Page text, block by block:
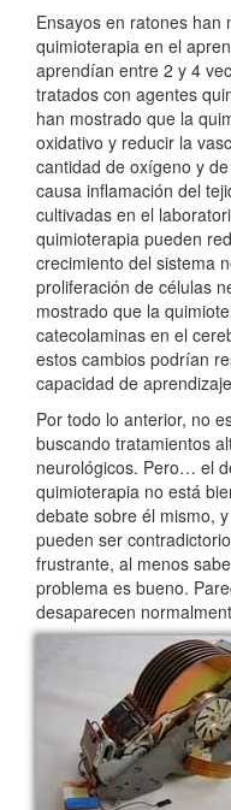
Ensayos en ratones han
quimioterapia en el
aprendían entre 2 y 4
tratados con agentes
han mostrado que la
oxidativo y reducir la
cantidad de oxígeno y
causa inflamación del
cultivadas en el
quimioterapia pueden
crecimiento del sistema
proliferación de células
mostrado que la
catecolaminas en el
estos cambios podrían
capacidad de
Por todo lo anterior, no
buscando tratamientos
neurológicos. Pero… el
quimioterapia no está
debate sobre él mismo,
pueden ser
frustrante, al menos
problema es bueno.
desaparecen